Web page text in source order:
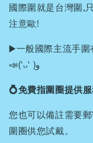
國際圍就是台灣圍,
注意歐!
▶️一般國際主流手圍
📣('ᴗ' )و
💍免費指圍圈提供服
您也可以備註需要
圍圈供您試戴。